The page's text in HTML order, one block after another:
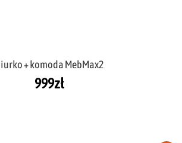
+ komoda MebMax2
999zł